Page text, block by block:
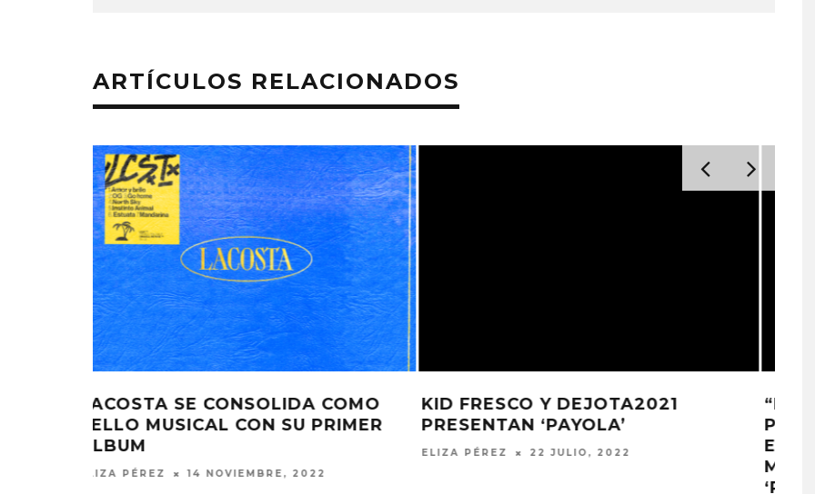
ARTÍCULOS RELACIONADOS
KID FRESCO Y DEJOTA2021
PRESENTAN ‘PAYOLA’
ELIZA PÉREZ
“NUESTRO TIEMPO ESTÁ
PLANIFICADO PARA LA MÚSICA»:
ENTREVISTA CON